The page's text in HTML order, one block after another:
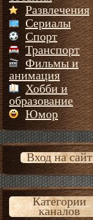
Развлечения
Сериалы
Спорт
Транспорт
Фильмы и
анимация
Хобби и
образование
Юмор
Вход на сайт
Категории
каналов